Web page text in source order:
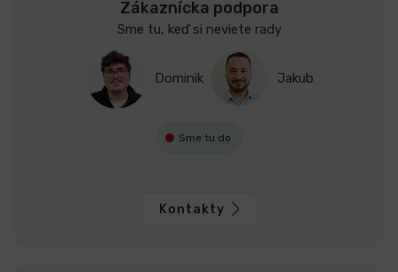
Zákaznícka podpora
Sme tu, keď si neviete rady
Dominik Jakub
Sme tu do
Kontakty